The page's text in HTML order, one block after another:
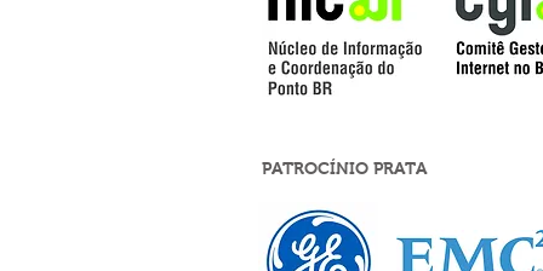
PATROCÍNIO PRATA